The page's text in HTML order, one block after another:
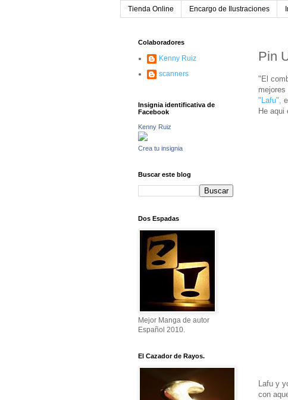
Tienda Online Encargo de Ilustraciones
Pin
"El
"Lafu",
He aqui
Lafu y
con
Colaboradores
Kenny Ruiz
scanners
Insignia identificativa de
Facebook
Kenny Ruiz
Crea tu insignia
Buscar este blog
Dos Espadas
Mejor Manga de autor
Español 2010.
El Cazador de Rayos.